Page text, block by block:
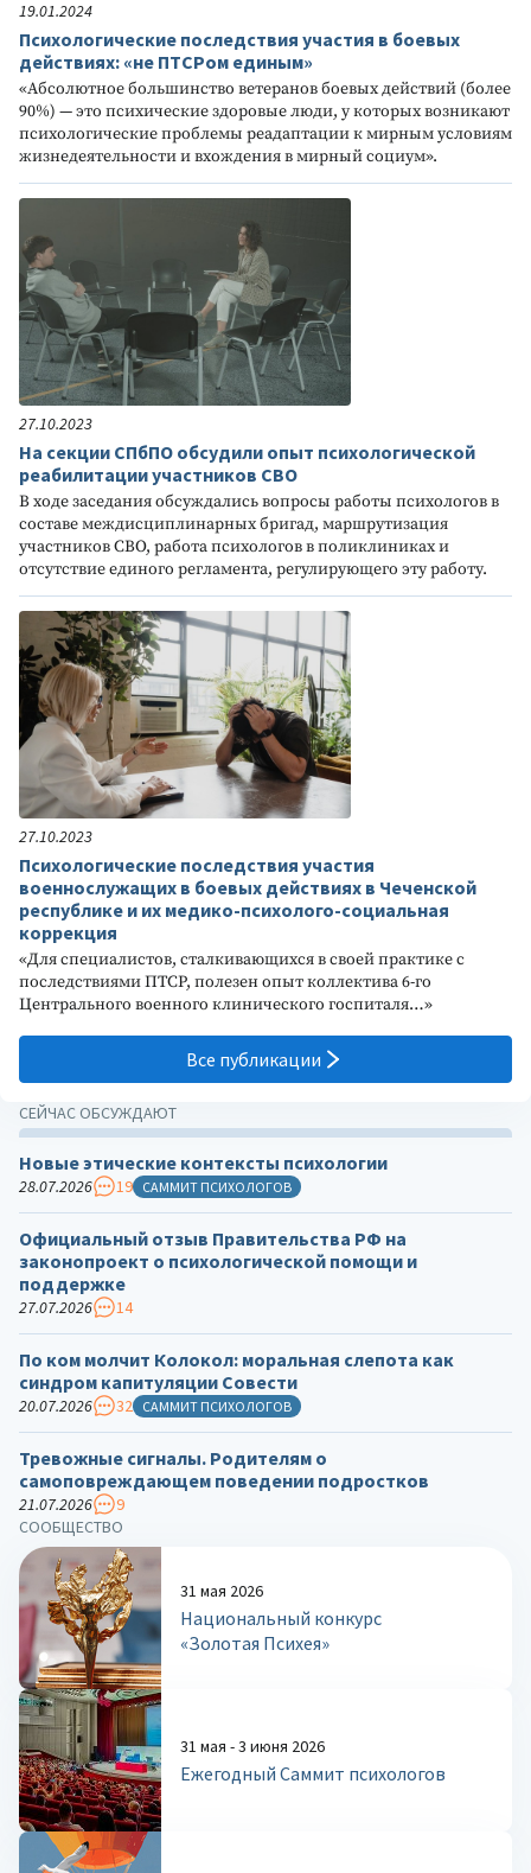
19.01.2024
Психологические последствия участия в боевых
действиях: «не ПТСРом единым»
«Абсолютное большинство ветеранов боевых действий (более
90%) — это психические здоровые люди, у которых возникают
психологические проблемы реадаптации к мирным условиям
жизнедеятельности и вхождения в мирный социум».
27.10.2023
На секции СПбПО обсудили опыт психологической
реабилитации участников СВО
В ходе заседания обсуждались вопросы работы психологов в
составе междисциплинарных бригад, маршрутизация
участников СВО, работа психологов в поликлиниках и
отсутствие единого регламента, регулирующего эту работу.
27.10.2023
Психологические последствия участия
военнослужащих в боевых действиях в Чеченской
республике и их медико-психолого-социальная
коррекция
«Для специалистов, сталкивающихся в своей практике с
последствиями ПТСР, полезен опыт коллектива 6-го
Центрального военного клинического госпиталя…»
Все публикации
СООБЩЕСТВО
31 мая 2026
Национальный конкурс
«Золотая Психея»
31 мая - 3 июня 2026
Ежегодный Саммит психологов
СЕЙЧАС ОБСУЖДАЮТ
Новые этические контексты психологии
28.07.2026 19 САММИТ ПСИХОЛОГОВ
Официальный отзыв Правительства РФ на
законопроект о психологической помощи и
поддержке
27.07.2026 14
По ком молчит Колокол: моральная слепота как
синдром капитуляции Совести
20.07.2026 32 САММИТ ПСИХОЛОГОВ
Тревожные сигналы. Родителям о
самоповреждающем поведении подростков
21.07.2026 9